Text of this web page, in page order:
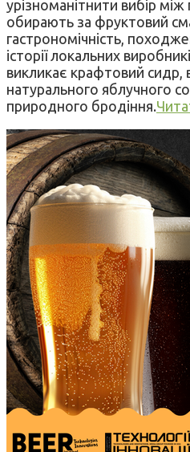
урізноманітнити вибір
обирають за фруктовий
гастрономічність,
історії локальних
викликає крафтовий сидр,
натурального яблучного
природного бродіння.